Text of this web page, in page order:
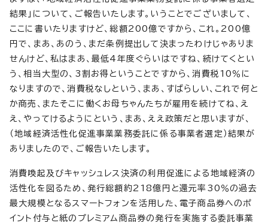
結果」について、ご報告いたします。いうことでございまして、
ここに書いたりますけど、総額200億ですから、これ。200億
円で、まあ、あのう、まだ条例提出して決まったわけじゃありま
せんけど、私はまあ、最低4年度ぐらいはですね、続けてくとい
う、相当大型の、3割お得ということですから、消費税10％に
なりますので、消費税なしという、まあ、すばらしい、これで何と
か商売、またそこに働くお母ちゃんたちが雇用を続けてね、え
え、やってけるようにという、まあ、ええ政策だと思いますが、
（地域経済活性化促進事業業務委託に係る事業者選定）結果が
ありましたので、ご報告いたします。
消費喚起及びキャッシュレス決済の利用促進による地域経済の
活性化を図るため、発行総額約218億円と還元率30％の過去
最大規模となるスマートフォンを活用した、電子商品券へのポ
イント付与と紙のプレミアム商品券の発行を実施する委託事業